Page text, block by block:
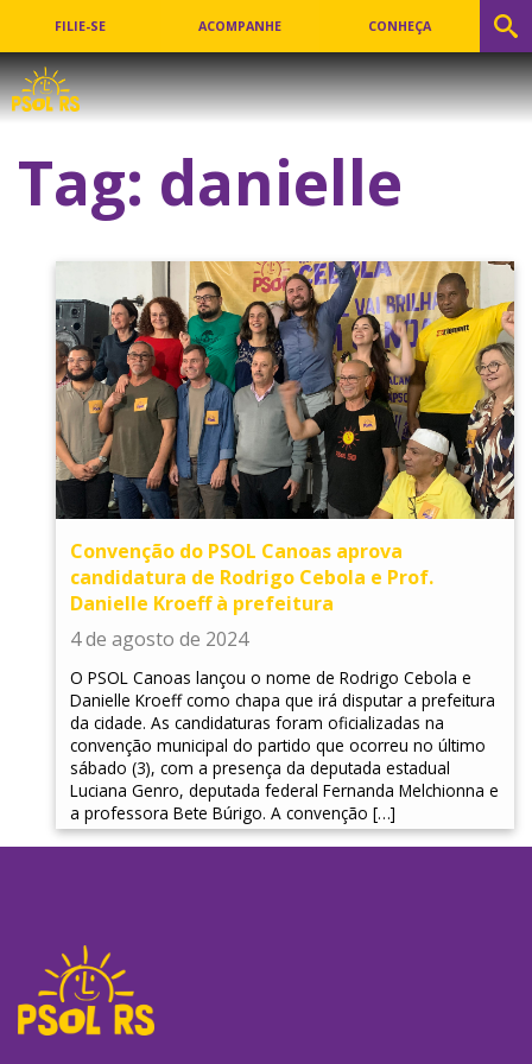
FILIE-SE ACOMPANHE CONHEÇA
Tag: danielle
Convenção do PSOL Canoas aprova
candidatura de Rodrigo Cebola e Prof.
Danielle Kroeff à prefeitura
4 de agosto de 2024
O PSOL Canoas lançou o nome de Rodrigo Cebola e
Danielle Kroeff como chapa que irá disputar a prefeitura
da cidade. As candidaturas foram oficializadas na
convenção municipal do partido que ocorreu no último
sábado (3), com a presença da deputada estadual
Luciana Genro, deputada federal Fernanda Melchionna e
a professora Bete Búrigo. A convenção […]